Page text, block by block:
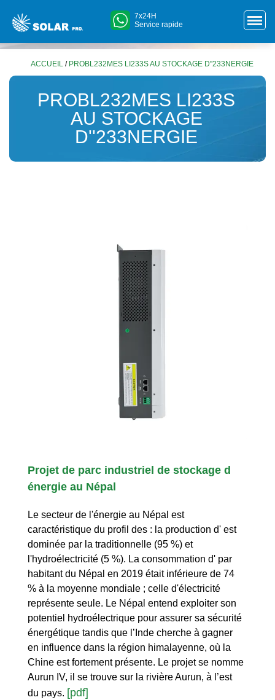
7x24H
Service rapide
ACCUEIL / PROBL232MES LI233S AU STOCKAGE D''233NERGIE
PROBL232MES LI233S
AU STOCKAGE
D''233NERGIE
Projet de parc industriel de stockage d
énergie au Népal
Le secteur de l'énergie au Népal est
caractéristique du profil des : la production d' est
dominée par la traditionnelle (95 %) et
l'hydroélectricité (5 %). La consommation d' par
habitant du Népal en 2019 était inférieure de 74
% à la moyenne mondiale ; celle d'électricité
représente seule. Le Népal entend exploiter son
potentiel hydroélectrique pour assurer sa sécurité
énergétique tandis que l’Inde cherche à gagner
en influence dans la région himalayenne, où la
Chine est fortement présente. Le projet se nomme
Aurun IV, il se trouve sur la rivière Aurun, à l’est
du pays. [pdf]